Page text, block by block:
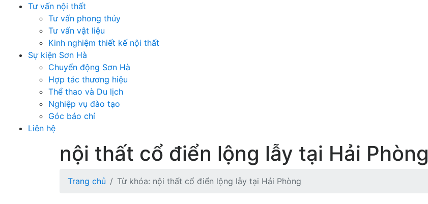
Tư vấn nội thất
Tư vấn phong thủy
Tư vấn vật liệu
Kinh nghiệm thiết kế nội thất
Sự kiện Sơn Hà
Chuyển động Sơn Hà
Hợp tác thương hiệu
Thể thao và Du lịch
Nghiệp vụ đào tạo
Góc báo chí
Liên hệ
nội thất cổ điển lộng lẫy tại Hải Phòng
Trang chủ Từ khóa: nội thất cổ điển lộng lẫy tại Hải Phòng